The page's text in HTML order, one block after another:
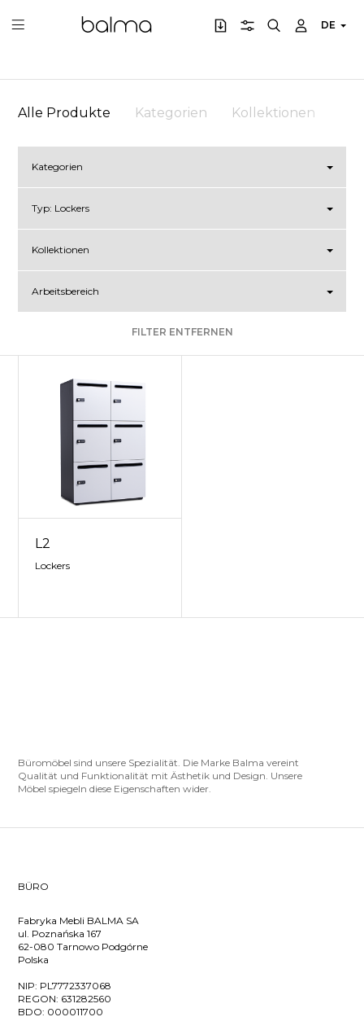
DE
Alle Produkte Kategorien Kollektionen
Kategorien
Typ: Lockers
Kollektionen
Arbeitsbereich
FILTER ENTFERNEN
L2
Lockers
Büromöbel sind unsere Spezialität. Die Marke Balma vereint
Qualität und Funktionalität mit Ästhetik und Design. Unsere
Möbel spiegeln diese Eigenschaften wider.
BÜRO
Fabryka Mebli BALMA SA
ul. Poznańska 167
62-080 Tarnowo Podgórne
Polska
NIP: PL7772337068
REGON: 631282560
BDO: 000011700